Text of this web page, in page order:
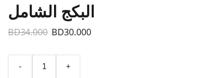
البكج الشامل
BD34.000 BD30.000
- +